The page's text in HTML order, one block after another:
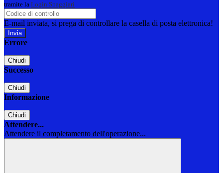
tramite la Login Spaggiari
E-mail inviata, si prega di controllare la casella di posta elettronica!
Errore
Chiudi
Successo
Chiudi
Informazione
Chiudi
Attendere...
Attendere il completamento dell'operazione...